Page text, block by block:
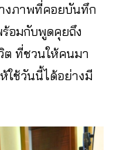
งภาพที่คอยบันทึก
อมกับพูดคุยถึง
ต ที่ชวนให้คนมา
ใช้วันนี้ได้อย่างมี